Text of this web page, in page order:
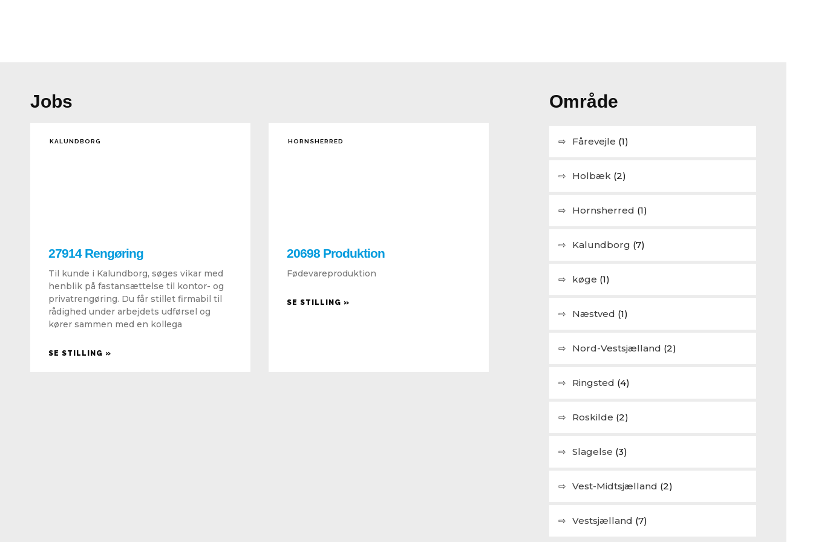
Jobs
KALUNDBORG
27914 Rengøring
Til kunde i Kalundborg, søges vikar med
henblik på fastansættelse til kontor- og
privatrengøring. Du får stillet firmabil til
rådighed under arbejdets udførsel og
kører sammen med en kollega
SE STILLING »
HORNSHERRED
20698 Produktion
Fødevareproduktion
SE STILLING »
Område
Fårevejle (1)
Holbæk (2)
Hornsherred (1)
Kalundborg (7)
køge (1)
Næstved (1)
Nord-Vestsjælland (2)
Ringsted (4)
Roskilde (2)
Slagelse (3)
Vest-Midtsjælland (2)
Vestsjælland (7)